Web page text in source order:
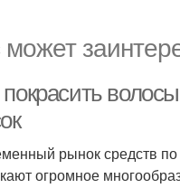
рынок средств
огромное